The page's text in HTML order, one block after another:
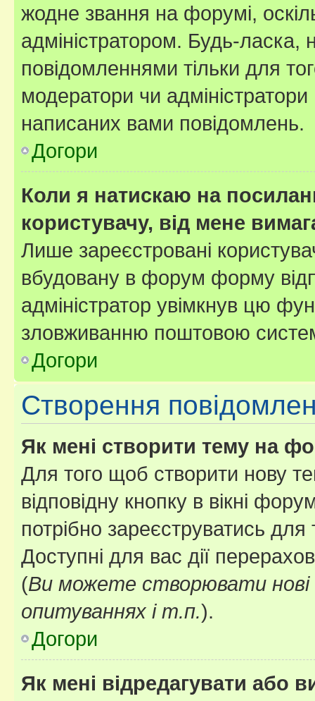
жодне звання на форумі,
адміністратором. Будь-
повідомленнями тільки для
модератори чи
написаних вами повідомлень.
Догори
Коли я натискаю на
користувачу, від мене
Лише зареєстровані
вбудовану в форум форму
адміністратор увімкнув цю
зловживанню поштовою
Догори
Створення
Як мені створити тему на
Для того щоб створити нову
відповідну кнопку в вікні
потрібно зареєструватись
Доступні для вас дії
(Ви можете створювати
опитуваннях і т.п.).
Догори
Як мені відредагувати або